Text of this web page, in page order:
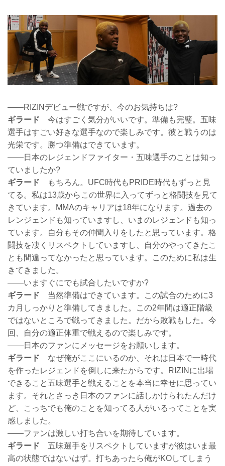
――RIZINデビュー戦ですが、今のお気持ちは?
ギラード 今はすごく気分がいいです。準備も完璧。五味
選手はすごい好きな選手なので楽しみです。彼と戦うのは
光栄です。勝つ準備はできています。
――日本のレジェンドファイター・五味選手のことは知っ
ていましたか?
ギラード もちろん。UFC時代もPRIDE時代もずっと見
てる。私は13歳からこの世界に入ってずっと格闘技を見て
きています。MMAのキャリアは18年になります。過去の
レンジェンドも知っていますし、いまのレジェンドも知っ
ています。自分もその仲間入りをしたと思っています。格
闘技を凄くリスペクトしていますし、自分のやってきたこ
とも間違ってなかったと思っています。このために私は生
きてきました。
――いますぐにでも試合したいですか?
ギラード 当然準備はできています。この試合のために3
カ月しっかりと準備してきました。この2年間は適正階級
ではないところで戦ってきました。だから敗戦もした。今
回、自分の適正体重で戦えるので楽しみです。
――日本のファンにメッセージをお願いします。
ギラード なぜ俺がここにいるのか、それは日本で一時代
を作ったレジェンドを倒しに来たからです。RIZINに出場
できること五味選手と戦えることを本当に幸せに思ってい
ます。それとさっき日本のファンに話しかけられたんだけ
ど、こっちでも俺のことを知ってる人がいるってことを実
感しました。
――ファンは激しい打ち合いを期待しています。
ギラード 五味選手をリスペクトしていますが彼はいま最
高の状態ではないはず。打ちあったら俺がKOしてしまう